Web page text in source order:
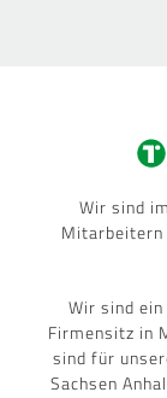
Wir sind
Mitarbeitern
Wir sind
Firmensitz in
sind für
Sachsen